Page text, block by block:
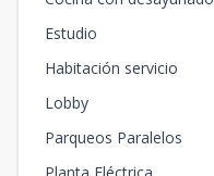
Estudio
Habitación servicio
Lobby
Parqueos Paralelos